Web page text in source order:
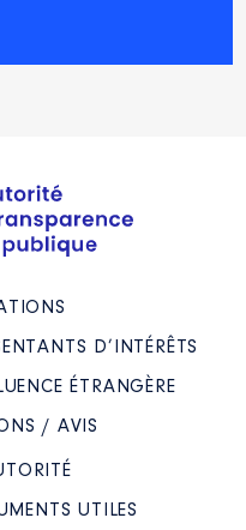
D’INTÉRÊTS
ÉTRANGÈRE
/ AVIS
UTILES